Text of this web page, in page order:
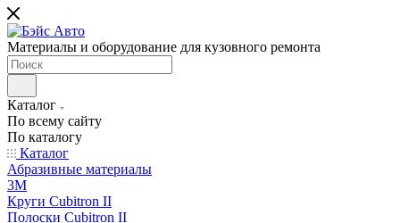
Материалы и оборудование для кузовного ремонта
Каталог
По всему сайту
По каталогу
Каталог
Абразивные материалы
3M
Круги Cubitron II
Полоски Cubitron II